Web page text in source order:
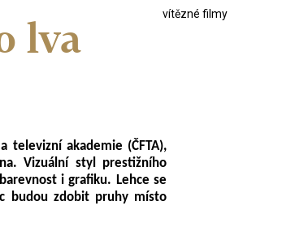
vítězné filmy
lva
televizní akademie (ČFTA),
Vizuální styl prestižního
i grafiku. Lehce se
budou zdobit pruhy místo